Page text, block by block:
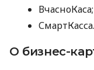
ВчасноКаса;
СмартКасса.
О бизнес-